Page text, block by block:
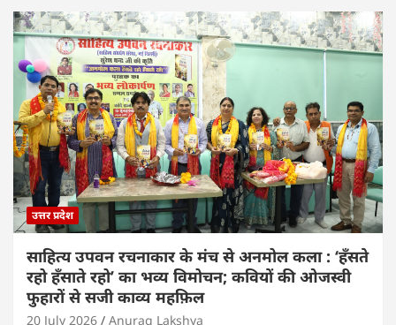
उत्तर प्रदेश
साहित्य उपवन रचनाकार के मंच से अनमोल कला : ‘हॅंसते
रहो हॅंसाते रहो’ का भव्य विमोचन; कवियों की ओजस्वी
फुहारों से सजी काव्य महफ़िल
20 July 2026 Anurag Lakshya